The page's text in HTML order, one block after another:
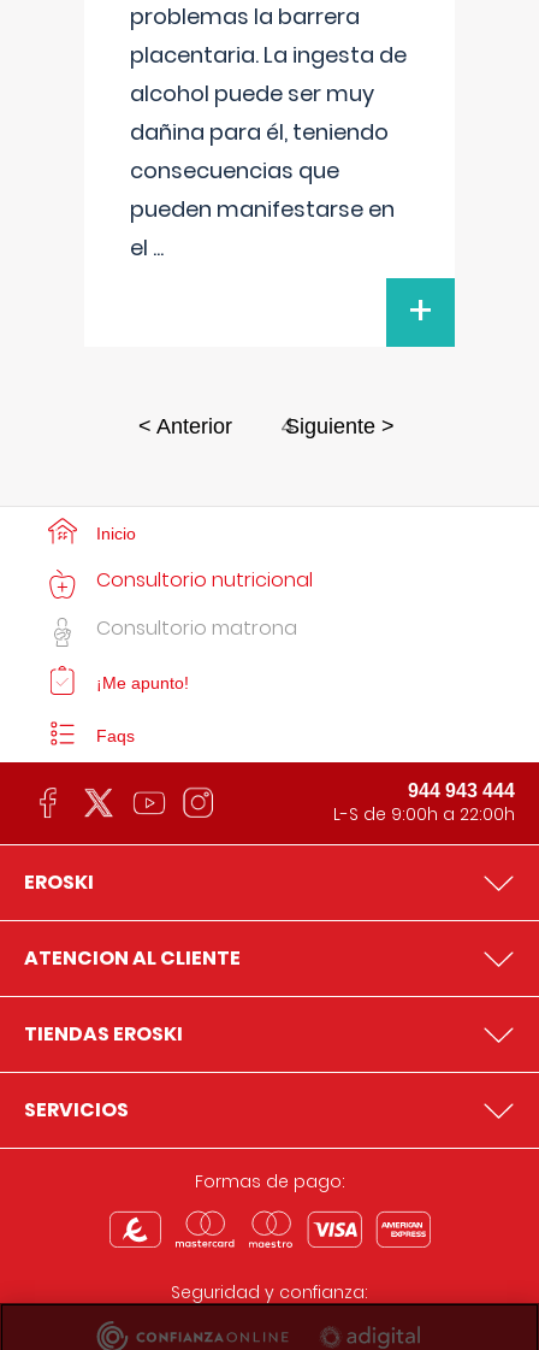
problemas la barrera
placentaria. La ingesta de
alcohol puede ser muy
dañina para él, teniendo
consecuencias que
pueden manifestarse en
el ...
+
< Anterior 4
Siguiente >
Inicio
Consultorio nutricional
Consultorio matrona
¡Me apunto!
Faqs
944 943 444
L-S de 9:00h a 22:00h
EROSKI
ATENCION AL CLIENTE
TIENDAS EROSKI
SERVICIOS
Formas de pago:
Seguridad y confianza: